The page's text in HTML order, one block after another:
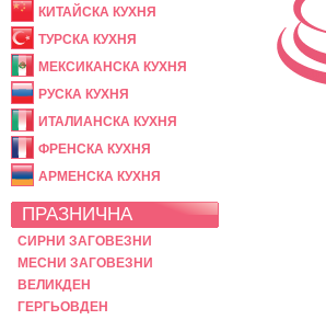
КИТАЙСКА КУХНЯ
ТУРСКА КУХНЯ
МЕКСИКАНСКА КУХНЯ
РУСКА КУХНЯ
ИТАЛИАНСКА КУХНЯ
ФРЕНСКА КУХНЯ
АРМЕНСКА КУХНЯ
ПРАЗНИЧНА
СИРНИ ЗАГОВЕЗНИ
МЕСНИ ЗАГОВЕЗНИ
ВЕЛИКДЕН
ГЕРГЬОВДЕН